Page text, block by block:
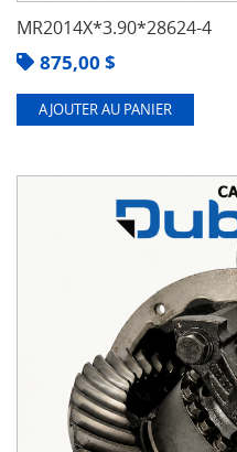
MR2014X*3.90*28624-4
875,00 $
AJOUTER AU PANIER